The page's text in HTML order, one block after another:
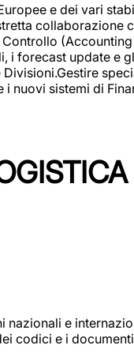
e dei vari
collaborazione
forecast update e
nuovi sistemi di
e
codici e i